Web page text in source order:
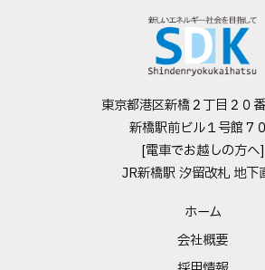
東京都港区新橋２丁目２０
新橋駅前ビル１号館７
[電車でお越しの方へ]
JR新橋駅 汐留改札 地下
ホーム
会社概要